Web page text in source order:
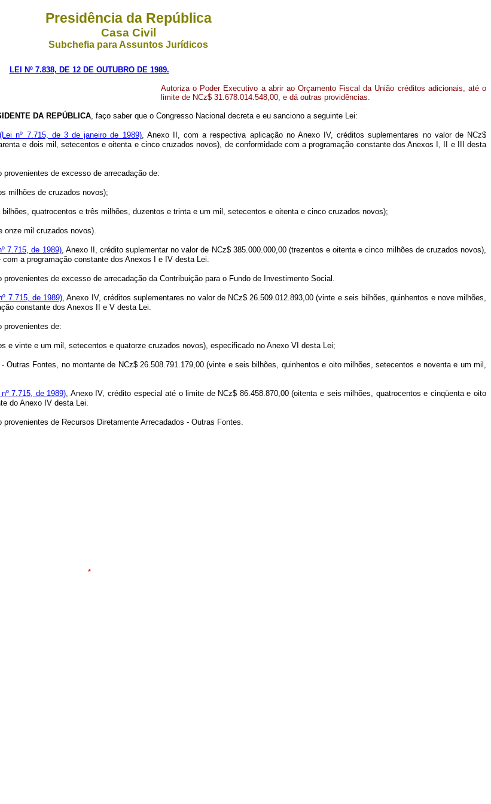
Presidência da República
Casa Civil
Subchefia para Assuntos Jurídicos
LEI Nº 7.838, DE 12 DE OUTUBRO DE 1989.
Autoriza o Poder Executivo a abrir ao Orçamento Fiscal da União créditos adicionais, até o
limite de NCz$ 31.678.014.548,00, e dá outras providências.
DA REPÚBLICA, faço saber que o Congresso Nacional decreta e eu sanciono a seguinte Lei:
(Lei nº 7.715, de 3 de janeiro de 1989), Anexo II, com a respectiva aplicação no Anexo IV, créditos suplementares no valor de NCz$
e dois mil, setecentos e oitenta e cinco cruzados novos), de conformidade com a programação constante dos Anexos I, II e III desta
de excesso de arrecadação de:
milhões de cruzados novos);
quatrocentos e três milhões, duzentos e trinta e um mil, setecentos e oitenta e cinco cruzados novos);
onze mil cruzados novos).
7.715, de 1989), Anexo II, crédito suplementar no valor de NCz$ 385.000.000,00 (trezentos e oitenta e cinco milhões de cruzados novos),
a programação constante dos Anexos I e IV desta Lei.
de excesso de arrecadação da Contribuição para o Fundo de Investimento Social.
7.715, de 1989), Anexo IV, créditos suplementares no valor de NCz$ 26.509.012.893,00 (vinte e seis bilhões, quinhentos e nove milhões,
constante dos Anexos II e V desta Lei.
provenientes de:
e vinte e um mil, setecentos e quatorze cruzados novos), especificado no Anexo VI desta Lei;
Outras Fontes, no montante de NCz$ 26.508.791.179,00 (vinte e seis bilhões, quinhentos e oito milhões, setecentos e noventa e um mil,
7.715, de 1989), Anexo IV, crédito especial até o limite de NCz$ 86.458.870,00 (oitenta e seis milhões, quatrocentos e cinqüenta e oito
do Anexo IV desta Lei.
de Recursos Diretamente Arrecadados - Outras Fontes.
*